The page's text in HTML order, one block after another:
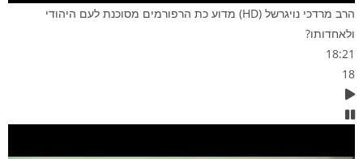
הרב מרדכי נויגרשל (HD) מדוע כת הרפורמים מסוכנת לעם היהודי
ולאחדותו?
18:21
18